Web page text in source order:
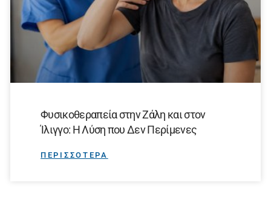
Φυσικοθεραπεία στην Ζάλη και στον
Ίλιγγο: Η Λύση που Δεν Περίμενες
ΠΕΡΙΣΣΟΤΕΡΑ